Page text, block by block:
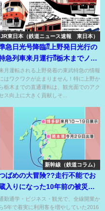
JR東日本（鉄道ニュース速報 東日本）
急日光号降臨⁇上野発日光行の
急列車来月運行⁇栃木までノン
トップ??
月運転される上野発着の東武特急の情報
はワクワクが止まりません！特に上野か
ら栃木までの直通運転は、観光面でのアク
ス向上に大きく貢献しそ...
新幹線（鉄道コラム）
ばめの大冒険??走行不能でお
入りになった10年前の被災新
線が旅に出る??
勤通学・ビジネス・観光で、全線開業か
ら5年で着実に利用客を増やしていた2016